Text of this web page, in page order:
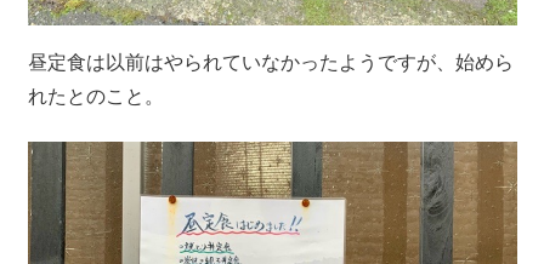
昼定食は以前はやられていなかったようですが、始めら
れたとのこと。